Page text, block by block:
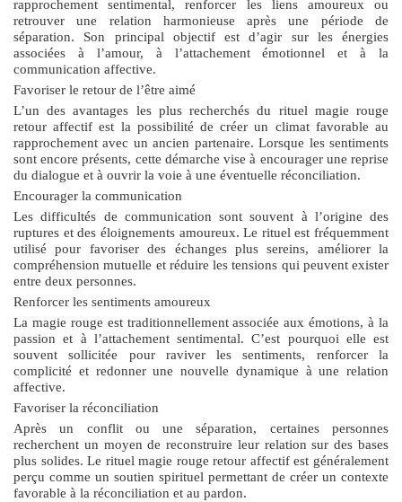
rapprochement sentimental, renforcer les liens amoureux ou
retrouver une relation harmonieuse après une période de
séparation. Son principal objectif est d’agir sur les énergies
associées à l’amour, à l’attachement émotionnel et à la
communication affective.
Favoriser le retour de l’être aimé
L’un des avantages les plus recherchés du rituel magie rouge
retour affectif est la possibilité de créer un climat favorable au
rapprochement avec un ancien partenaire. Lorsque les sentiments
sont encore présents, cette démarche vise à encourager une reprise
du dialogue et à ouvrir la voie à une éventuelle réconciliation.
Encourager la communication
Les difficultés de communication sont souvent à l’origine des
ruptures et des éloignements amoureux. Le rituel est fréquemment
utilisé pour favoriser des échanges plus sereins, améliorer la
compréhension mutuelle et réduire les tensions qui peuvent exister
entre deux personnes.
Renforcer les sentiments amoureux
La magie rouge est traditionnellement associée aux émotions, à la
passion et à l’attachement sentimental. C’est pourquoi elle est
souvent sollicitée pour raviver les sentiments, renforcer la
complicité et redonner une nouvelle dynamique à une relation
affective.
Favoriser la réconciliation
Après un conflit ou une séparation, certaines personnes
recherchent un moyen de reconstruire leur relation sur des bases
plus solides. Le rituel magie rouge retour affectifest généralement
perçu comme un soutien spirituel permettant de créer un contexte
favorable à la réconciliation et au pardon.